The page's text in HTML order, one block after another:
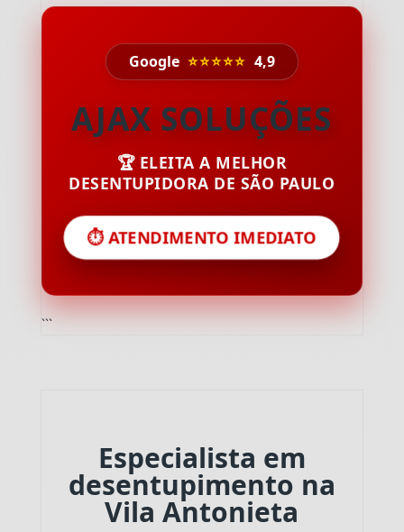
Google ⭐⭐⭐⭐⭐ 4,9
AJAX SOLUÇÕES
🏆 ELEITA A MELHOR
DESENTUPIDORA DE SÃO PAULO
⏱️ ATENDIMENTO IMEDIATO
```
Especialista em
desentupimento na
Vila Antonieta